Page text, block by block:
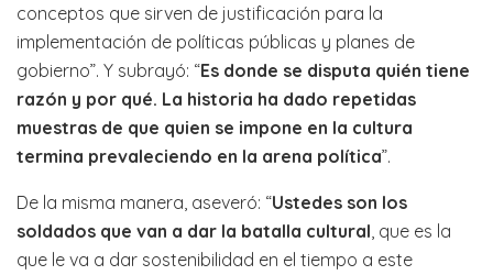
conceptos que sirven de justificación para la
implementación de políticas públicas y planes de
gobierno”. Y subrayó: “Es donde se disputa quién tiene
razón y por qué. La historia ha dado repetidas
muestras de que quien se impone en la cultura
termina prevaleciendo en la arena política”.
De la misma manera, aseveró: “Ustedes son los
soldados que van a dar la batalla cultural , que es la
que le va a dar sostenibilidad en el tiempo a este